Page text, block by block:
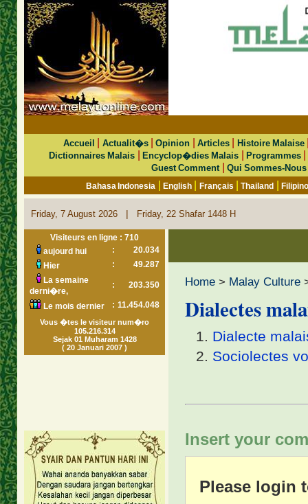
Accueil Actualit�s|Opinion Articles| Histoire Malaise
Dictionnaires Malais |Encyclop�dies Malais |Programmes
Guest Comment Qui Sommes-Nous
Bahasa Indonesia |English Français |Thailand |
Friday, 7 August 2026 | Friday, 22 Shafar 1448 H
Visiteurs en ligne : 710
aujourd hui
:
20.034
Hier
:
49.287
La semaine
derni�re,
: 203.350
Le mois dernier : 11.454.048
Vous �tes le visiteur num�ro
105.216.314
Sejak 01 Muharam 1428
( 20 Januari 2007 )
Home > Malay Culture
Dialectes
Dialecte
Sociolectes
Insert your
Please login